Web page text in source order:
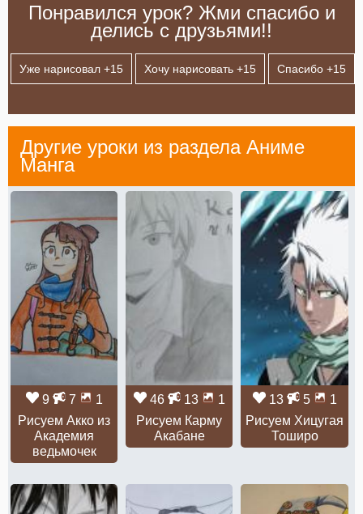
Понравился урок? Жми спасибо и
делись с друзьями!!
Уже нарисовал +15 Хочу нарисовать +15 Спасибо +15
Другие уроки из раздела Аниме
Манга
9 7
1
Рисуем Акко из
Академия
ведьмочек
46 13
1
Рисуем Карму
Акабане
13 5
1
Рисуем Хицугая
Тоширо